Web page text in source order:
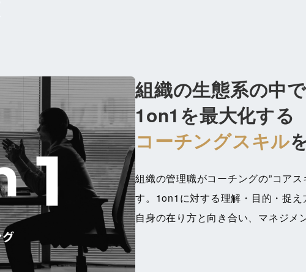
組織の生態系の中で
1on1を最大化する
コーチングスキル
組織の管理職がコーチングの”コア
す。1on1に対する理解・目的・捉
自身の在り方と向き合い、マネジ